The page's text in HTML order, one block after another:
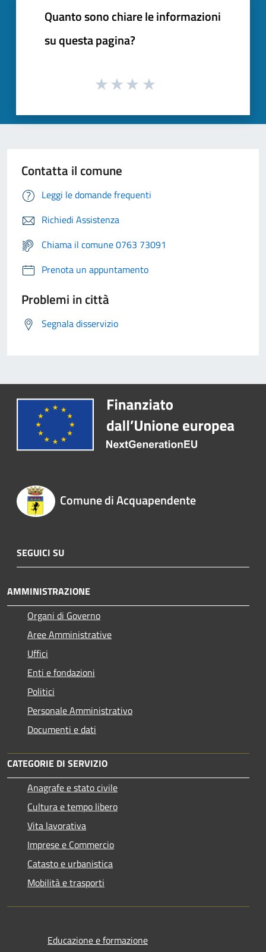
Quanto sono chiare le informazioni
su questa pagina?
Contatta il comune
Leggi le domande frequenti
Richiedi Assistenza
Chiama il comune 0763 73091
Prenota un appuntamento
Problemi in città
Segnala disservizio
Comune di Acquapendente
SEGUICI SU
AMMINISTRAZIONE
Organi di Governo
Aree Amministrative
Uffici
Enti e fondazioni
Politici
Personale Amministrativo
Documenti e dati
CATEGORIE DI SERVIZIO
Anagrafe e stato civile
Cultura e tempo libero
Vita lavorativa
Imprese e Commercio
Catasto e urbanistica
Mobilità e trasporti
Educazione e formazione